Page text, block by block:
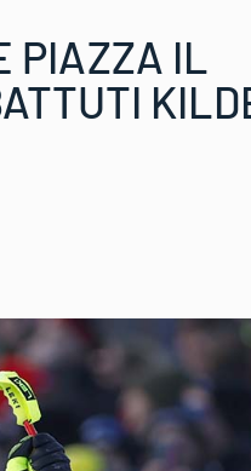
PIAZZA IL